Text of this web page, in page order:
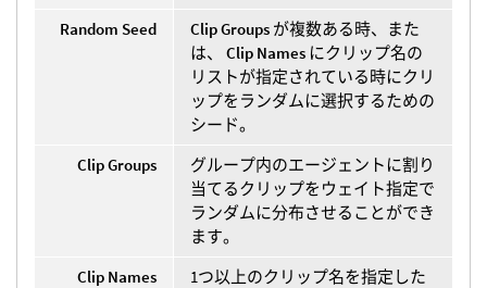
Random Seed
Clip Groups が複数ある時、また
は、 Clip Names にクリップ名の
リストが指定されている時にクリ
ップをランダムに選択するための
シード。
Clip Groups
グループ内のエージェントに割り
当てるクリップをウェイト指定で
ランダムに分布させることができ
ます。
Clip Names
1つ以上のクリップ名を指定した